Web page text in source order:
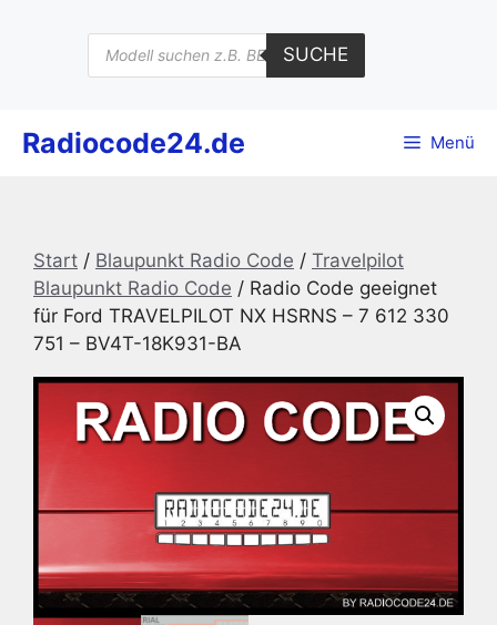
Products
search
SUCHE
Radiocode24.de Menü
Start / Blaupunkt Radio Code / Travelpilot
Blaupunkt Radio Code / Radio Code geeignet
für Ford TRAVELPILOT NX HSRNS – 7 612 330
751 – BV4T-18K931-BA